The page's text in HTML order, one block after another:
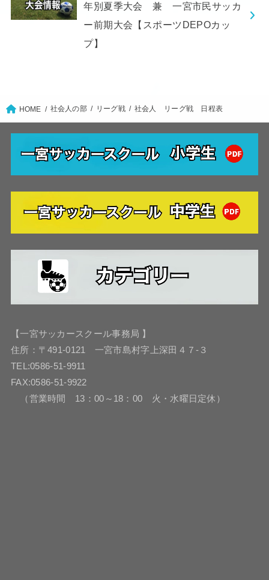
年別夏季大会 兼 一宮市民サッカ
ー前期大会【スポーツDEPOカッ
プ】
HOME 社会人の部 リーグ戦 社会人 リーグ戦 日程表
【一宮サッカースクール事務局 】
住所：〒491-0121 一宮市島村字上深田４７-３
TEL:0586-51-9911
FAX:0586-51-9922
（営業時間 13：00～18：00 火・水曜日定休）